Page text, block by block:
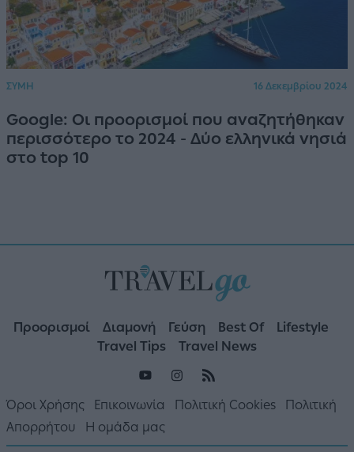
ΣΥΜΗ 16 Δεκεμβρίου 2024
Google: Οι προορισμοί που αναζητήθηκαν
περισσότερο το 2024 - Δύο ελληνικά νησιά
στο top 10
Προορισμοί Διαμονή Γεύση Best Of
Lifestyle
Travel Tips
Travel News
Όροι Χρήσης Επικοινωνία Πολιτική Cookies
Πολιτική
Απορρήτου
Η ομάδα μας